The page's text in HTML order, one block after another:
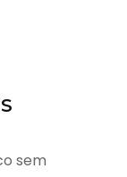
sem